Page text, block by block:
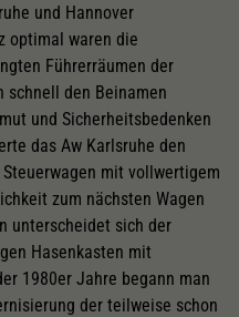
und Hannover
optimal waren die
Führerräumen der
schnell den Beinamen
und Sicherheitsbedenken
das Aw Karlsruhe den
mit vollwertigem
zum nächsten Wagen
unterscheidet sich der
Hasenkasten mit
1980er Jahre begann man
der teilweise schon